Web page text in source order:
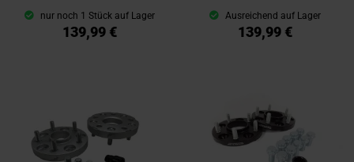
nur noch 1 Stück auf Lager
139,99 €
Ausreichend auf Lager
139,99 €